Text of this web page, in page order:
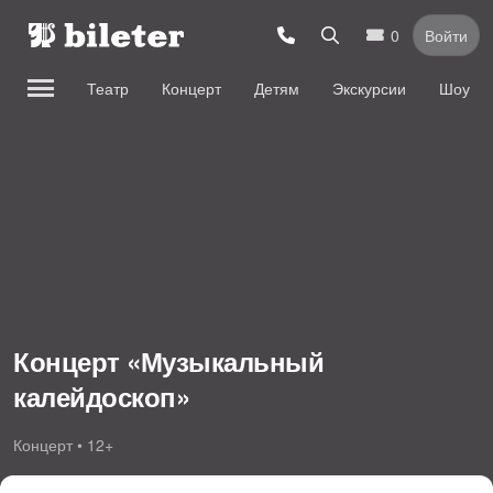
0 Войти
Театр Концерт Детям Экскурсии Шоу
Концерт «Музыкальный
калейдоскоп»
Концерт • 12+